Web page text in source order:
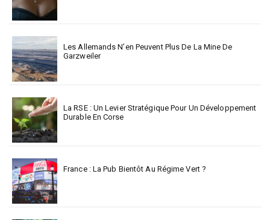
Les Allemands N’en Peuvent Plus De La Mine De
Garzweiler
La RSE : Un Levier Stratégique Pour Un Développement
Durable En Corse
France : La Pub Bientôt Au Régime Vert ?